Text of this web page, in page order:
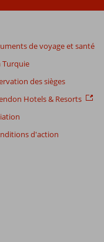
de voyage et santé
Turquie
des sièges
Hotels & Resorts
d'action